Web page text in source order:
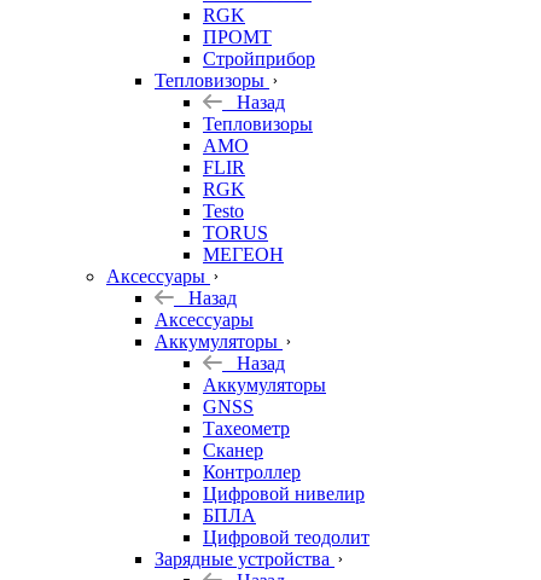
RGK
ПРОМТ
Стройприбор
Тепловизоры
Назад
Тепловизоры
AMO
FLIR
RGK
Testo
TORUS
МЕГЕОН
Аксессуары
Назад
Аксессуары
Аккумуляторы
Назад
Аккумуляторы
GNSS
Тахеометр
Сканер
Контроллер
Цифровой нивелир
БПЛА
Цифровой теодолит
Зарядные устройства